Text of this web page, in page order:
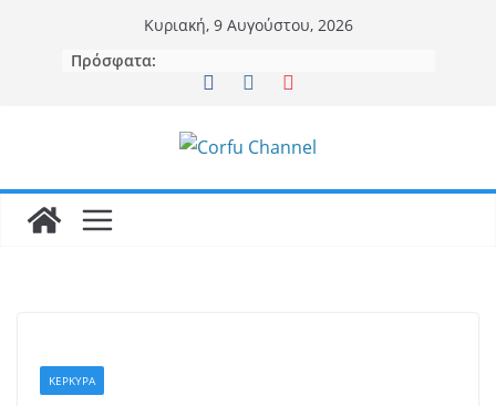
περιεχόμενο
Κυριακή, 9 Αυγούστου, 2026
Πρόσφατα:
ΚΕΡΚΥΡΑ